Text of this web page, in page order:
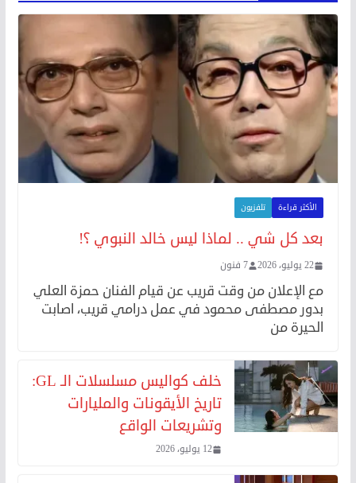
الأكثر قراءة تلفزيون
بعد كل شي .. لماذا ليس خالد النبوي ؟!
22 يوليو، 2026 7 فنون
مع الإعلان من وقت قريب عن قيام الفنان حمزة العلي
بدور مصطفى محمود في عمل درامي قريب، اصابت
الحيرة من
خلف كواليس مسلسلات الـ GL:
تاريخ الأيقونات والمليارات
وتشريعات الواقع
12 يوليو، 2026